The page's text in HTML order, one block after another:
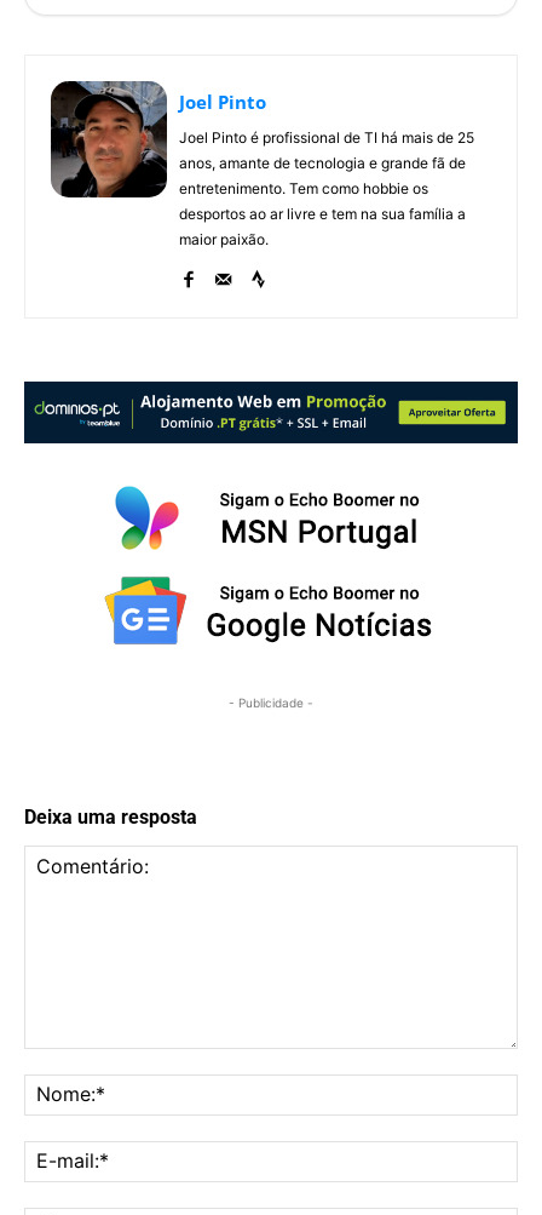
Joel Pinto
Joel Pinto é profissional de TI há mais de 25
anos, amante de tecnologia e grande fã de
entretenimento. Tem como hobbie os
desportos ao ar livre e tem na sua família a
maior paixão.
- Publicidade -
Deixa uma resposta